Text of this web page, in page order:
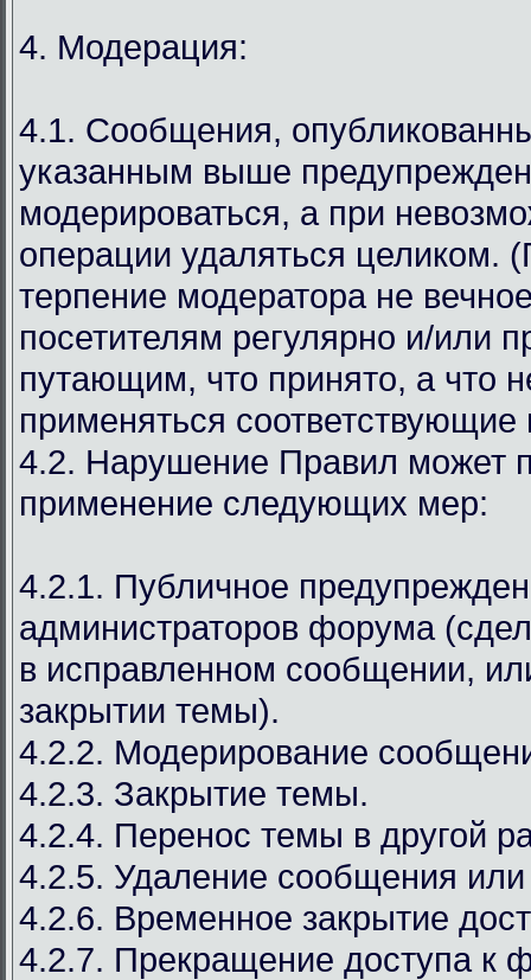
4. Модерация:
4.1. Сообщения,
указанным выше
модерироваться, а при
операции удаляться целиком.
терпение модератора не
посетителям регулярно и/или
путающим, что принято, а что
применяться
4.2. Нарушение Правил может
применение следующих мер:
4.2.1. Публичное
администраторов форума
в исправленном сообщении,
закрытии темы).
4.2.2. Модерирование
4.2.3. Закрытие темы.
4.2.4. Перенос темы в другой
4.2.5. Удаление сообщения
4.2.6. Временное закрытие
4.2.7. Прекращение доступа к